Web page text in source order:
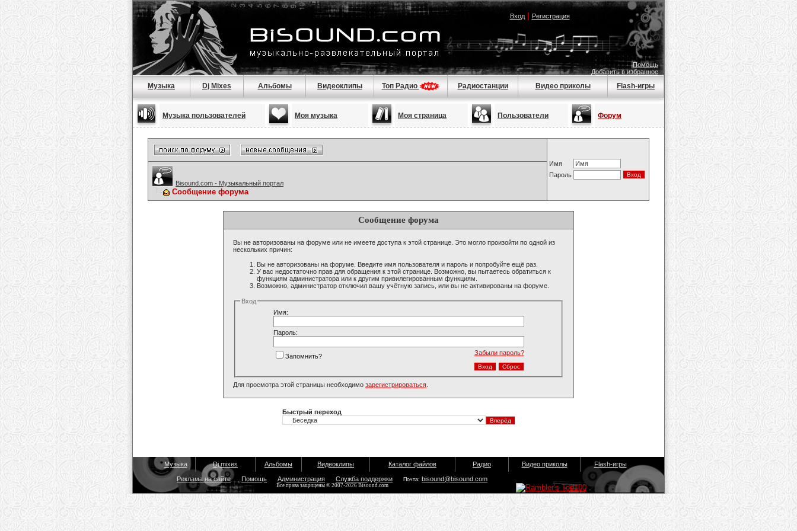
Вход| Регистрация
Помощь
Добавить в избранное
Музыка Dj Mixes Альбомы Видеоклипы Топ Радио Радиостанции Видео приколы Flash-игры
Музыка пользователей Моя музыка Моя страница Пользователи Форум
Имя
Пароль
Bisound.com - Музыкальный портал
Сообщение форума
Сообщение форума
Вы не авторизованы на форуме или не имеете доступа к этой странице. Это могло произойти по одной из
нескольких причин:
Вы не авторизованы на форуме. Введите имя пользователя и пароль и попробуйте ещё раз.
У вас недостаточно прав для обращения к этой странице. Возможно, вы пытаетесь обратиться к
функциям администратора или к другим привилегированным функциям.
Возможно, администратор отключил вашу учётную запись, или вы не активированы на форуме.
Вход
Имя:
Пароль:
Забыли пароль?
Запомнить?
Для просмотра этой страницы необходимо зарегистрироваться
Быстрый переход
Музыка Dj mixes Альбомы Видеоклипы Каталог файлов Радио Видео приколы Flash-игры
Реклама на сайте Помощь Администрация Служба поддержки Почта: bisound@bisound.com
Все права защищены © 2007-2026 Bisound.com